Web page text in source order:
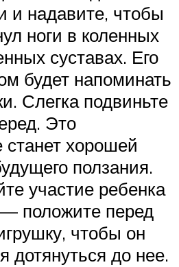
и надавите, чтобы
ноги в коленных
суставах. Его
будет напоминать
Слегка подвиньте
Это
хорошей
ползания.
участие ребенка
положите перед
чтобы он
дотянуться до нее.